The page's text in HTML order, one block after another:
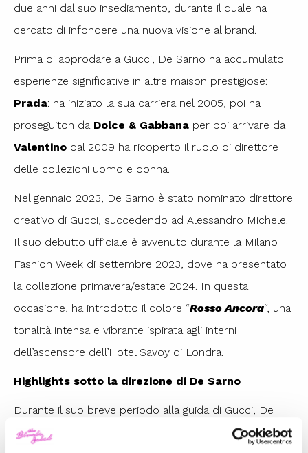
due anni dal suo insediamento, durante il quale ha
cercato di infondere una nuova visione al brand.
Prima di approdare a Gucci, De Sarno ha accumulato
esperienze significative in altre maison prestigiose:
Prada: ha iniziato la sua carriera nel 2005, poi ha
proseguiton da Dolce & Gabbana per poi arrivare da
Valentino dal 2009 ha ricoperto il ruolo di direttore
delle collezioni uomo e donna.
Nel gennaio 2023, De Sarno è stato nominato direttore
creativo di Gucci, succedendo ad Alessandro Michele.
Il suo debutto ufficiale è avvenuto durante la Milano
Fashion Week di settembre 2023, dove ha presentato
la collezione primavera/estate 2024. In questa
occasione, ha introdotto il colore “Rosso Ancora“, una
tonalità intensa e vibrante ispirata agli interni
dell’ascensore dell’Hotel Savoy di Londra.
Highlights sotto la direzione di De Sarno
Durante il suo breve periodo alla guida di Gucci, De
Sarno ha cercato di rinnovare l’immagine del brand,